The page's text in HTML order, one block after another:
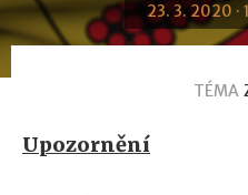
23. 3. 2020
TÉMA
Upozornění